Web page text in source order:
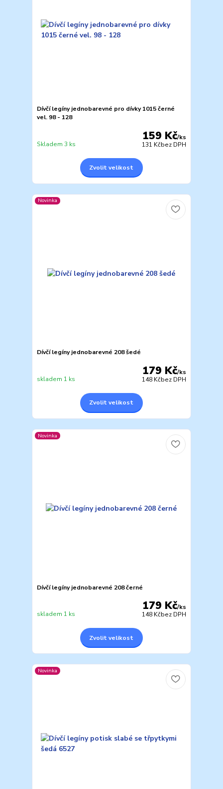
Dívčí legíny jednobarevné pro dívky 1015 černé
vel. 98 - 128
159 Kč/ks
131 Kčbez DPH
Skladem 3 ks
Zvolit velikost
Novinka
Dívčí legíny jednobarevné 208 šedé
179 Kč/ks
148 Kčbez DPH
skladem 1 ks
Zvolit velikost
Novinka
Dívčí legíny jednobarevné 208 černé
179 Kč/ks
148 Kčbez DPH
skladem 1 ks
Zvolit velikost
Novinka